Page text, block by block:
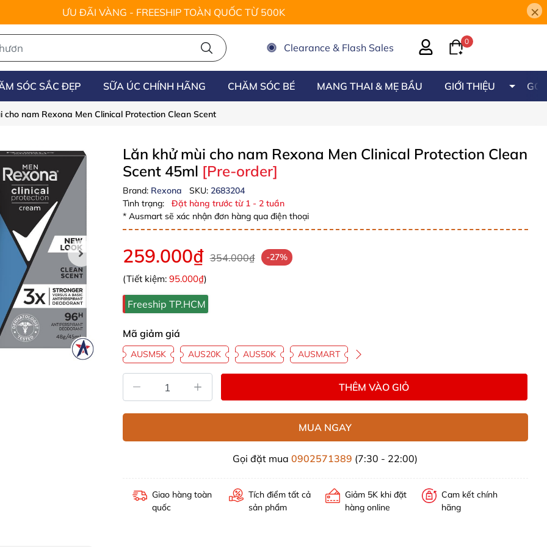
ƯU ĐÃI VÀNG - FREESHIP TOÀN QUỐC TỪ 500K ×
Clearance & Flash Sales
0
SÓC SẮC ĐẸP SỮA ÚC CHÍNH HÃNG CHĂM SÓC BÉ MANG THAI & MẸ BẦU GIỚI THIỆU
cho nam Rexona Men Clinical Protection Clean Scent
Lăn khử mùi cho nam Rexona Men Clinical Protection Clean
Scent 45ml [Pre-order]
Brand: Rexona SKU: 2683204
Tình trạng:
Đặt hàng trước từ 1 - 2 tuần
* Ausmart sẽ xác nhận đơn hàng qua điện thoại
259.000₫ 354.000₫ -27%
(Tiết kiệm: 95.000₫)
Freeship TP.HCM
Mã giảm giá
AUSM5K AUS20K AUS50K AUSMART
THÊM VÀO GIỎ
MUA NGAY
Gọi đặt mua0902571389 (7:30 - 22:00)
Giao hàng toàn
quốc
Tích điểm tất cả
sản phẩm
Giảm 5K khi đặt
hàng online
Cam kết chính
hãng